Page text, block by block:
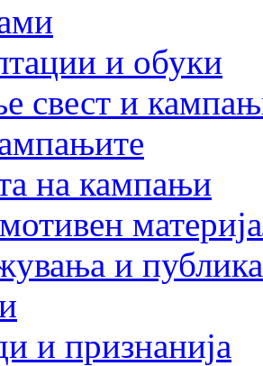
и обуки
свест и
на кампањи
и
и признанија